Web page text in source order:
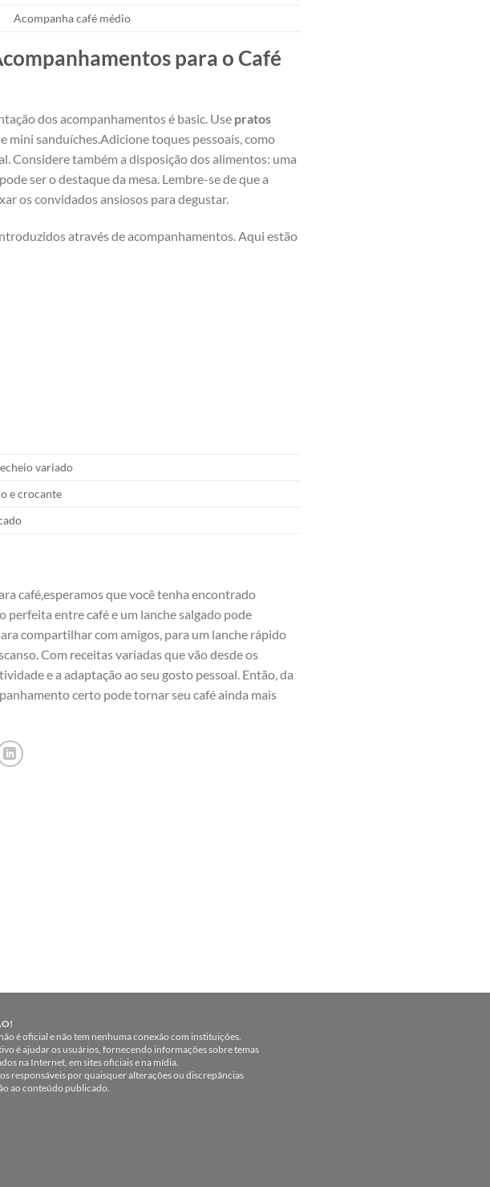
Acompanha⁤ café ​médio
para ⁤o Café
dos acompanhamentos é basic. ⁣Use pratos‌
mini sanduíches.Adicione toques pessoais, como
Considere também a disposição ⁣dos alimentos: uma
ser​ o destaque da mesa. Lembre-se de que a
os convidados ansiosos para degustar.
através de acompanhamentos. Aqui estão
variado
e crocante
⁤café,esperamos que você‌ tenha encontrado
perfeita entre café e‍ um ‍lanche salgado pode
compartilhar ‌com amigos, para um lanche rápido
⁣Com receitas ‌variadas que vão desde os
e a ⁤adaptação ao seu⁣ gosto pessoal. Então,⁣ da
certo pode tornar ‍seu café ainda mais
é oficial e não tem nenhuma conexão com instituições.
é ajudar os usuários, fornecendo informações sobre temas
na Internet, em sites oficiais e na mídia.
responsáveis por quaisquer alterações ou discrepâncias
ao conteúdo publicado.